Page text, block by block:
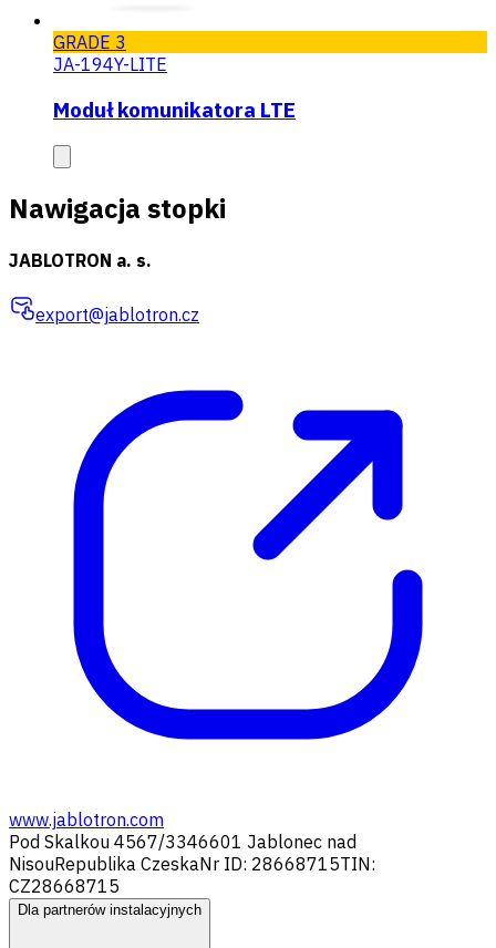
GRADE 3
JA-194Y-LITE
Moduł komunikatora LTE
Nawigacja stopki
JABLOTRON a. s.
export@jablotron.cz
www.jablotron.com
Pod Skalkou 4567/3346601 Jablonec nad
NisouRepublika CzeskaNr ID: 28668715TIN:
CZ28668715
Dla partnerów instalacyjnych